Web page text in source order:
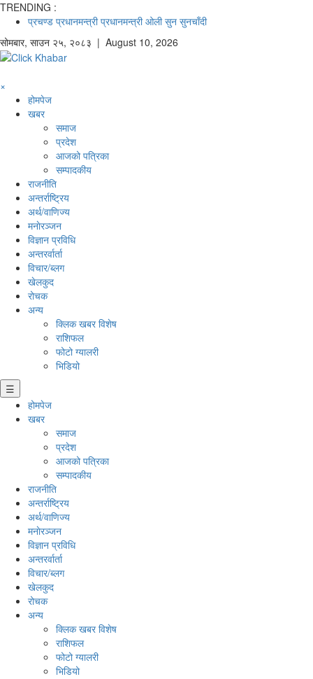
TRENDING :
प्रचण्ड प्रधानमन्त्री प्रधानमन्त्री ओली सुन सुनचाँदी
सोमबार, साउन २५, २०८३ | August 10, 2026
×
होमपेज
खबर
समाज
प्रदेश
आजको पत्रिका
सम्पादकीय
राजनीति
अन्तर्राष्ट्रिय
अर्थ/वाणिज्य
मनाेरञ्जन
विज्ञान प्रविधि
अन्तरर्वार्ता
विचार/ब्लग
खेलकुद
रोचक
अन्य
क्लिक खबर विशेष
राशिफल
फोटो ग्यालरी
भिडियो
☰
होमपेज
खबर
समाज
प्रदेश
आजको पत्रिका
सम्पादकीय
राजनीति
अन्तर्राष्ट्रिय
अर्थ/वाणिज्य
मनाेरञ्जन
विज्ञान प्रविधि
अन्तरर्वार्ता
विचार/ब्लग
खेलकुद
रोचक
अन्य
क्लिक खबर विशेष
राशिफल
फोटो ग्यालरी
भिडियो